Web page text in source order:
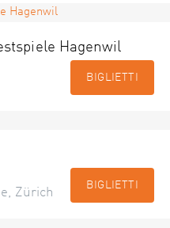
Hagenwil
BIGLIETTI
Zürich
BIGLIETTI